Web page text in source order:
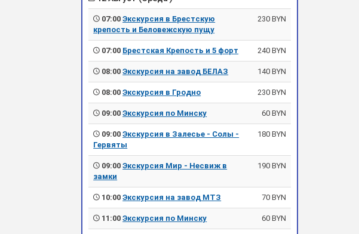
07:00Экскурсия в Брестскую
крепость и Беловежскую пущу
230 BYN
07:00 Брестская Крепость и 5 форт 240 BYN
08:00Экскурсия на завод БЕЛАЗ 140 BYN
08:00Экскурсия в Гродно 230 BYN
09:00Экскурсия по Минску 60 BYN
09:00Экскурсия в Залесье - Солы -
Гервяты
180 BYN
09:00Экскурсия Мир - Несвиж в
замки
190 BYN
10:00Экскурсия на завод МТЗ 70 BYN
11:00Экскурсия по Минску 60 BYN